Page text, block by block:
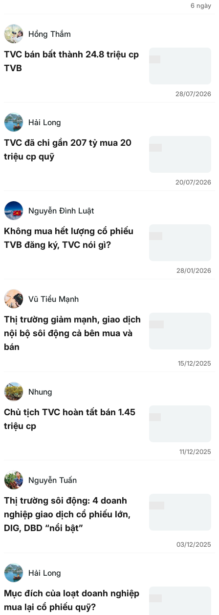
6 ngày
Hồng Thắm
TVC bán bất thành 24.8 triệu cp
TVB
28/07/2026
Hải Long
TVC đã chi gần 207 tỷ mua 20
triệu cp quỹ
20/07/2026
Nguyễn Đình Luật
Không mua hết lượng cổ phiếu
TVB đăng ký, TVC nói gì?
28/01/2026
Vũ Tiểu Mạnh
Thị trường giảm mạnh, giao dịch
nội bộ sôi động cả bên mua và
bán
15/12/2025
Nhung
Chủ tịch TVC hoàn tất bán 1.45
triệu cp
11/12/2025
Nguyễn Tuấn
Thị trường sôi động: 4 doanh
nghiệp giao dịch cổ phiếu lớn,
DIG, DBD “nổi bật”
03/12/2025
Hải Long
Mục đích của loạt doanh nghiệp
mua lại cổ phiếu quỹ?